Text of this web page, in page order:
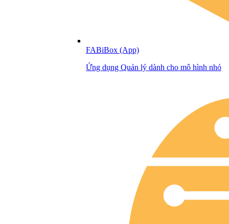
FABiBox (App)
Ứng dụng Quản lý dành cho mô hình nhỏ